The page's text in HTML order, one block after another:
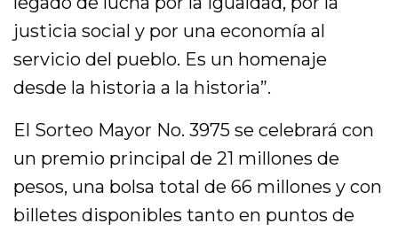
justicia social y por una economía al
servicio del pueblo. Es un homenaje
desde la historia a la historia”.
El Sorteo Mayor No. 3975 se celebrará con
un premio principal de 21 millones de
pesos, una bolsa total de 66 millones y con
billetes disponibles tanto en puntos de